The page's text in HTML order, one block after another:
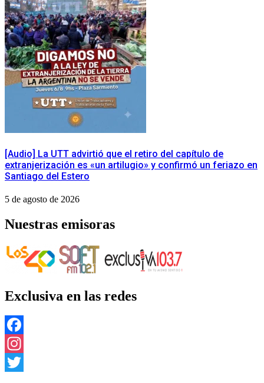
[Audio] La UTT advirtió que el retiro del capítulo de
extranjerización es «un artilugio» y confirmó un feriazo en
Santiago del Estero
5 de agosto de 2026
Nuestras emisoras
Exclusiva en las redes
Facebook
Instagram